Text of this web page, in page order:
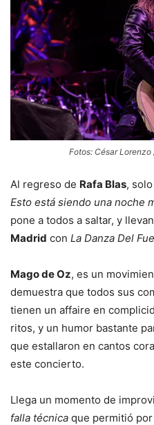
Fotos: César
Al regreso de Rafa Blas,
Esto está siendo una noche
pone a todos a saltar, y
Madrid con La Danza Del
Mago de Oz, es un
demuestra que todos sus
tienen un affaire en
ritos, y un humor bastante
que estallaron en cantos
este concierto.
Llega un momento de
falla técnica que permitió